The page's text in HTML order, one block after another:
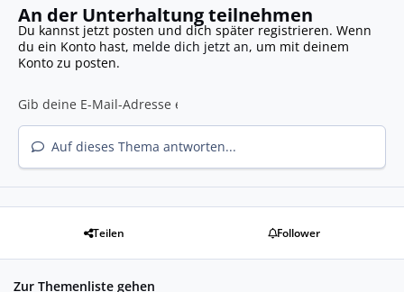
An der Unterhaltung teilnehmen
Du kannst jetzt posten und dich später registrieren. Wenn
du ein Konto hast, melde dich jetzt an, um mit deinem
Konto zu posten.
Auf dieses Thema antworten...
Teilen Follower
Zur Themenliste gehen